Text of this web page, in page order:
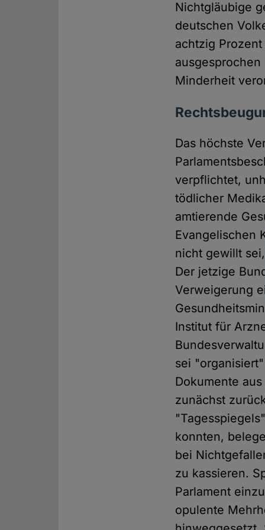
Nichtgläubige
deutschen
achtzig
Minderheit
Das höchste
verpflichtet,
tödlicher
amtierende
Evangelischen
nicht gewillt
Der jetzige
Verweigerung
Institut für
sei
Dokumente
zunächst
konnten,
bei
zu kassieren.
Parlament
opulente